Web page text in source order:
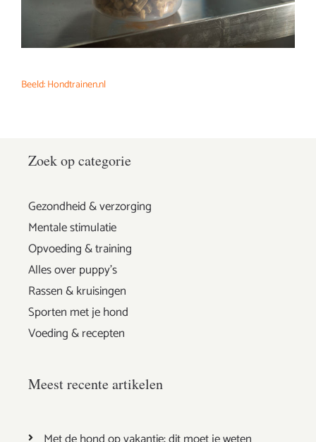
Beeld: Hondtrainen.nl
Zoek op categorie
Gezondheid & verzorging
Mentale stimulatie
Opvoeding & training
Alles over puppy's
Rassen & kruisingen
Sporten met je hond
Voeding & recepten
Meest recente artikelen